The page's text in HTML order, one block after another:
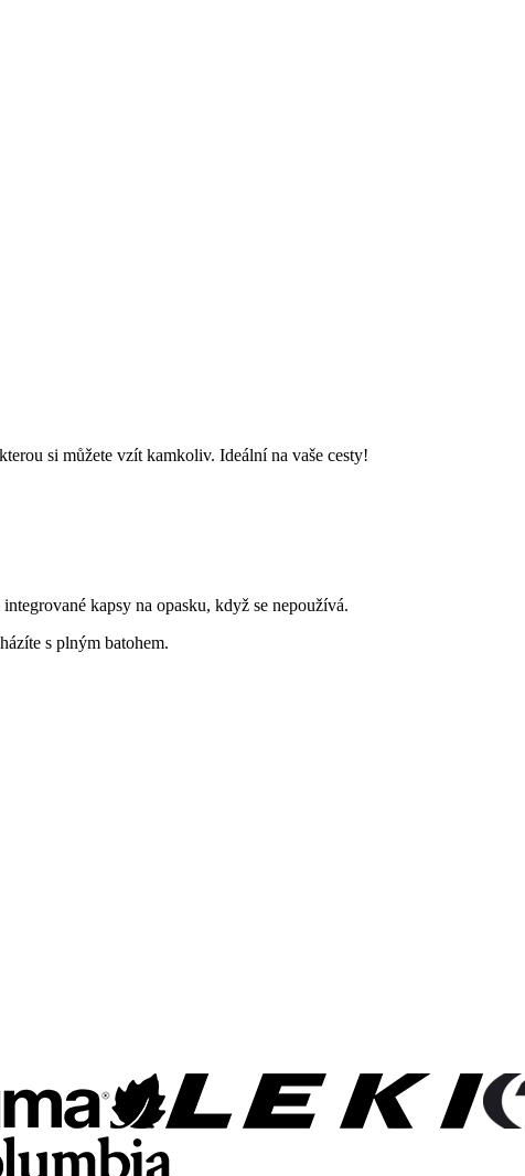
si můžete vzít kamkoliv. Ideální na vaše cesty!
kapsy na opasku, když se nepoužívá.
s plným batohem.